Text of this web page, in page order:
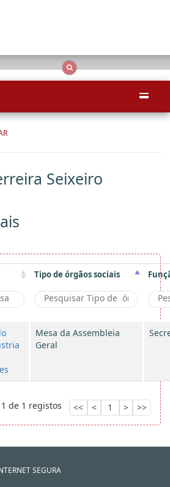
Seixeiro
Tipo de órgãos sociais
Mesa da Assembleia
Geral
de 1 registos << < 1 > >>
SEGURA